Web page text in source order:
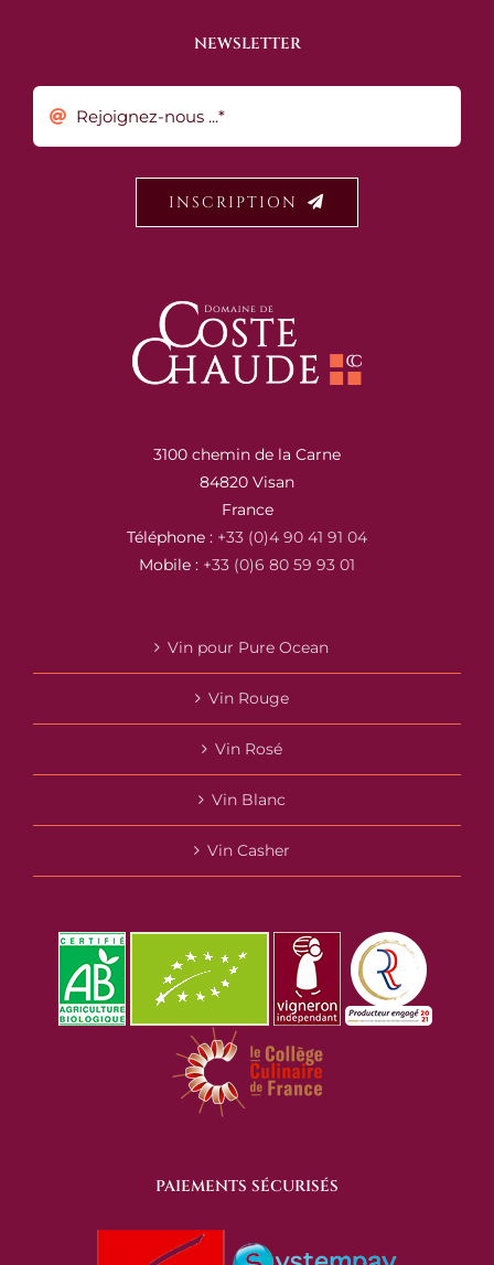
NEWSLETTER
INSCRIPTION
3100 chemin de la Carne
84820 Visan
France
Téléphone : +33 (0)4 90 41 91 04
Mobile : +33 (0)6 80 59 93 01
Vin pour Pure Ocean
Vin Rouge
Vin Rosé
Vin Blanc
Vin Casher
PAIEMENTS SÉCURISÉS